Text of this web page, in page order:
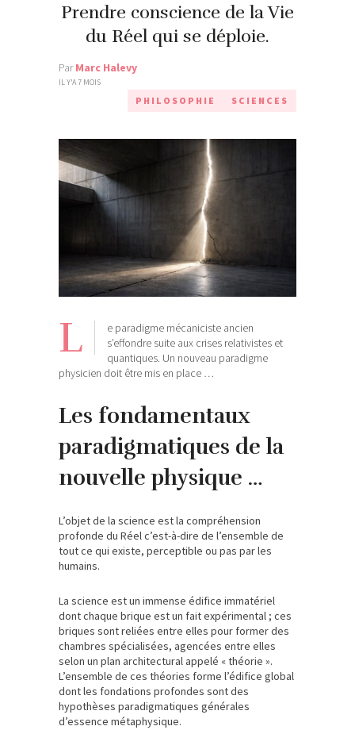
Prendre conscience de la Vie
du Réel qui se déploie.
ParMarc Halevy
IL Y'A 7 MOIS
PHILOSOPHIE SCIENCES
L
e paradigme mécaniciste ancien
s’effondre suite aux crises relativistes et
quantiques. Un nouveau paradigme
physicien doit être mis en place …
Les fondamentaux
paradigmatiques de la
nouvelle physique …
L’objet de la science est la compréhension
profonde du Réel c’est-à-dire de l’ensemble de
tout ce qui existe, perceptible ou pas par les
humains.
La science est un immense édifice immatériel
dont chaque brique est un fait expérimental ; ces
briques sont reliées entre elles pour former des
chambres spécialisées, agencées entre elles
selon un plan architectural appelé « théorie ».
L’ensemble de ces théories forme l’édifice global
dont les fondations profondes sont des
hypothèses paradigmatiques générales
d’essence métaphysique.